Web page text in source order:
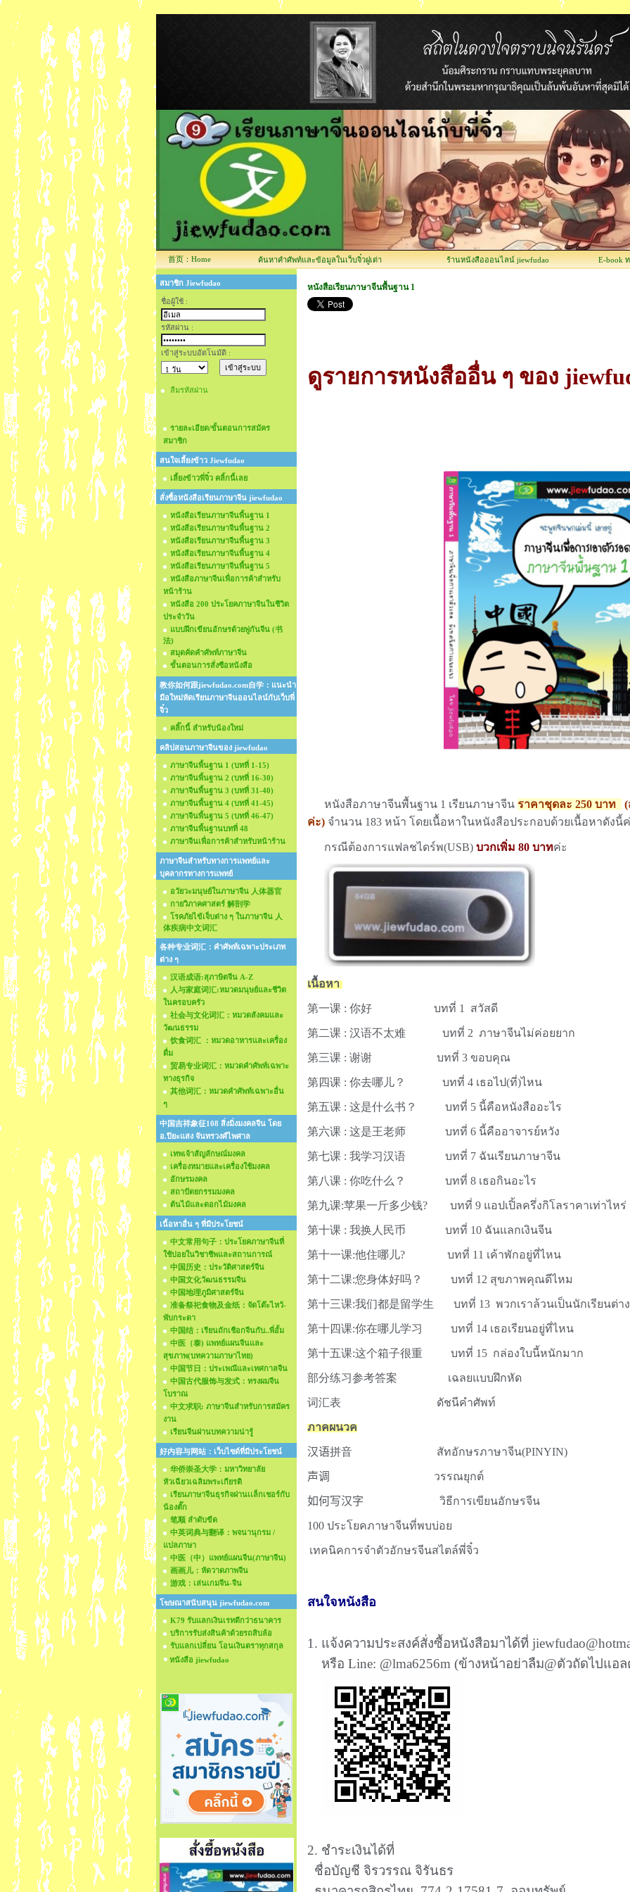
首页：Home ค้นหาคำศัพท์และข้อมูลในเว็บจิ๋วฝูเต่า ร้านหนังสือออนไลน์ jiewfudao E-book
สมาชิก Jiewfudao
ชื่อผู้ใช้ :
รหัสผ่าน :
เข้าสู่ระบบอัตโนมัติ :
ลืมรหัสผ่าน
รายละเอียด/ขั้นตอนการสมัคร
สมาชิก
สนใจเลี้ยงข้าว Jiewfudao
เลี้ยงข้าวพี่จิ๋ว คลิ้กนี้เลย
สั่งซื้อหนังสือเรียนภาษาจีน jiewfudao
หนังสือเรียนภาษาจีนพื้นฐาน 1
หนังสือเรียนภาษาจีนพื้นฐาน 2
หนังสือเรียนภาษาจีนพื้นฐาน 3
หนังสือเรียนภาษาจีนพื้นฐาน 4
หนังสือเรียนภาษาจีนพื้นฐาน 5
หนังสือภาษาจีนเพื่อการค้าสำหรับ
หน้าร้าน
หนังสือ 200 ประโยคภาษาจีนในชีวิต
ประจำวัน
แบบฝึกเขียนอักษรด้วยพู่กันจีน (书
法)
สมุดคัดคำศัพท์ภาษาจีน
ขั้นตอนการสั่งซือหนังสือ
教你如何跟jiewfudao.com自学：แนะนำ
มือใหม่หัดเรียนภาษาจีนออนไลน์กับเว็บพี่
จิ๋ว
คลิ๊กนี้ สำหรับน้องใหม่
คลิปสอนภาษาจีนของ jiewfudao
ภาษาจีนพื้นฐาน 1 (บทที่ 1-15)
ภาษาจีนพื้นฐาน 2 (บทที่ 16-30)
ภาษาจีนพื้นฐาน 3 (บทที่ 31-40)
ภาษาจีนพื้นฐาน 4 (บทที่ 41-45)
ภาษาจีนพื้นฐาน 5 (บทที่ 46-47)
ภาษาจีนพื้นฐานบทที่ 48
ภาษาจีนเพื่อการค้าสำหรับหน้าร้าน
ภาษาจีนสำหรับทางการแพทย์และ
บุคลากรทางการแพทย์
อวัยวะมนุษย์ในภาษาจีน 人体器官
กายวิภาคศาสตร์ 解剖学
โรคภัยไข้เจ็บต่าง ๆ ในภาษาจีน 人
体疾病中文词汇
各种专业词汇：คำศัพท์เฉพาะประเภท
ต่าง ๆ
汉语成语:สุภาษิตจีน A-Z
人与家庭词汇:หมวดมนุษย์และชีวิต
ในครอบครัว
社会与文化词汇：หมวดสังคมและ
วัฒนธรรม
饮食词汇 ：หมวดอาหารและเครื่อง
ดื่ม
贸易专业词汇：หมวดคำศัพท์เฉพาะ
ทางธุรกิจ
其他词汇：หมวดคำศัพท์เฉพาะอื่น
ๆ
中国吉祥象征108 สิ่งมิ่งมงคลจีน โดย
อ.ปิยะแสง จันทรวงศ์ไพศาล
เทพเจ้าสัญลักษณ์มงคล
เครื่องหมายและเครื่องใช้มงคล
อักษรมงคล
สถาปัตยกรรมมงคล
ต้นไม้และดอกไม้มงคล
เนื้อหาอื่น ๆ ที่มีประโยชน์
中文常用句子：ประโยคภาษาจีนที่
ใช้บ่อยในวิชาชีพและสถานการณ์
中国历史：ประวัติศาสตร์จีน
中国文化วัฒนธรรมจีน
中国地理ภูมิศาสตร์จีน
准备祭祀食物及金纸：จัดโต๊ะไหว้-
พับกระดา
中国结：เรียนถักเชือกจีนกับ..พี่อั้ม
中医（泰) แพทย์แผนจีนและ
สุขภาพ(บทความภาษาไทย)
中国节日：ประเพณีและเทศกาลจีน
中国古代服饰与发式：ทรงผมจีน
โบราณ
中文求职: ภาษาจีนสำหรับการสมัคร
งาน
เรียนจีนผ่านบทความน่ารู้
好内容与网站：เว็บไซด์ที่มีประโยชน์
华侨崇圣大学：มหาวิทยาลัย
หัวเฉียวเฉลิมพระเกียรติ
เรียนภาษาจีนธุรกิจผ่านเเล็กเชอร์กับ
น้องตั๊ก
笔顺 ลำดับขีด
中英词典与翻译：พจนานุกรม /
แปลภาษา
中医（中）แพทย์แผนจีน(ภาษาจีน)
画画儿：หัดวาดภาพจีน
游戏：เล่นเกมจีน-จีน
โฆษณาสนับสนุน jiewfudao.com
K79 รับแลกเงินเรทดีกว่าธนาคาร
บริการรับส่งสินค้าด้วยรถสิบล้อ
รับแลกเปลี่ยน โอนเงินตราทุกสกุล
หนังสือ jiewfudao
หนังสือเรียนภาษาจีนพื้นฐาน 1
ดูรายการหนังสืออื่น ๆ ของ
หนังสือภาษาจีนพื้นฐาน 1 เรียนภาษาจีน ราคาชุดละ 250 บาท
ค่ะ) จำนวน 183 หน้า โดยเนื้อหาในหนังสือประกอบด้วยเนื้อหาดังนี้
กรณีต้องการแฟลชไดร์พ(USB) บวกเพิ่ม 80 บาทค่ะ
เนื้อหา
第一课 : 你好 บทที่ 1 สวัสดี
第二课 : 汉语不太难 บทที่ 2 ภาษาจีนไม่ค่อยยาก
第三课 : 谢谢 บทที่ 3 ขอบคุณ
第四课 : 你去哪儿？ บทที่ 4 เธอไป(ที่)ไหน
第五课 : 这是什么书？ บทที่ 5 นี้คือหนังสืออะไร
第六课 : 这是王老师 บทที่ 6 นี้คืออาจารย์หวัง
第七课 : 我学习汉语 บทที่ 7 ฉันเรียนภาษาจีน
第八课 : 你吃什么？ บทที่ 8 เธอกินอะไร
第九课:苹果一斤多少钱? บทที่ 9 แอปเปิ้ลครึ่งกิโลราคาเท่าไห
第十课 : 我换人民币 บทที่ 10 ฉันแลกเงินจีน
第十一课:他住哪儿? บทที่ 11 เค้าพักอยู่ที่ไหน
第十二课:您身体好吗？ บทที่ 12 สุขภาพคุณดีไหม
第十三课:我们都是留学生 บทที่ 13 พวกเราล้วนเป็นนักเรียนต่
第十四课:你在哪儿学习 บทที่ 14 เธอเรียนอยู่ที่ไหน
第十五课:这个箱子很重 บทที่ 15 กล่องใบนี้หนักมาก
部分练习参考答案 เฉลยแบบฝึกหัด
词汇表 ดัชนีคำศัพท์
ภาคผนวค
汉语拼音 สัทอักษรภาษาจีน(PINYIN)
声调 วรรณยุกต์
如何写汉字 วิธีการเขียนอักษรจีน
100 ประโยคภาษาจีนที่พบบ่อย
เทคนิคการจำตัวอักษรจีนสไตล์พี่จิ๋ว
สนใจหนังสือ
1. แจ้งความประสงค์สั่งซื้อหนังสือมาได้ที่
หรือ Line: @lma6256m (ข้างหน้าอย่าลืม@ตัวถัดไปแอล
2. ชำระเงินได้ที่
ชื่อบัญชี จิรวรรณ จิรันธร